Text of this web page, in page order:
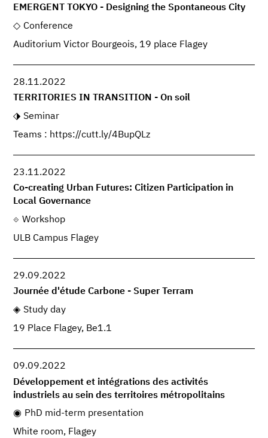
EMERGENT TOKYO - Designing the Spontaneous City
Conference
Auditorium Victor Bourgeois, 19 place Flagey
28.11.2022
TERRITORIES IN TRANSITION - On soil
Seminar
Teams : https://cutt.ly/4BupQLz
23.11.2022
Co-creating Urban Futures: Citizen Participation in
Local Governance
Workshop
ULB Campus Flagey
29.09.2022
Journée d'étude Carbone - Super Terram
Study day
19 Place Flagey, Be1.1
09.09.2022
Développement et intégrations des activités
industriels au sein des territoires métropolitains
PhD mid-term presentation
White room, Flagey